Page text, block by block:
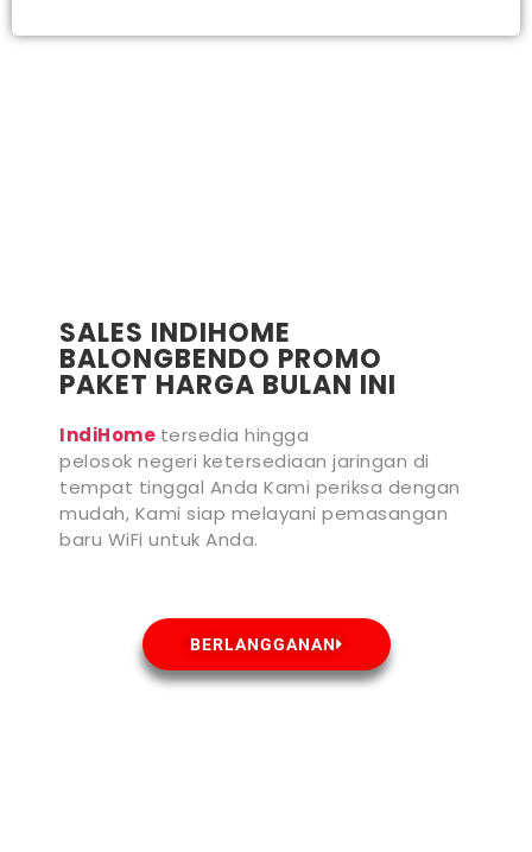
SALES INDIHOME
BALONGBENDO PROMO
PAKET HARGA BULAN INI
IndiHome tersedia hingga
pelosok negeri ketersediaan jaringan di
tempat tinggal Anda Kami periksa dengan
mudah, Kami siap melayani pemasangan
baru WiFi untuk Anda.
BERLANGGANAN